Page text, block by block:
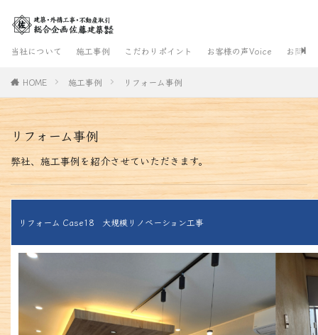
当社について 施工事例 こだわりポイント お客様の声Voice お問合
HOME 施工事例 リフォーム事例
リフォーム事例
弊社、施工事例を紹介させていただきます。
リフォーム Case18 大規模リノベーション工事